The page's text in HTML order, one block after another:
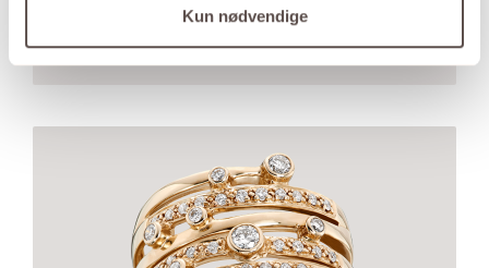
Kun nødvendige
SE UTVALGET HER